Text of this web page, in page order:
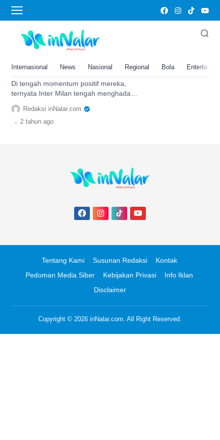
Internasional News Nasional Regional Bola
Inter Milan vs Como
Jelang Laga Inter Milan vs Como
Liga Italia, Pelatih Inzaghi
Tampil
Di tengah momentum positif mereka,
ternyata Inter Milan tengah menghadapi
maslah pada pemain lini pertahanan
mereka
Redaksi inNalar.com
. 2 tahun ago
Tentang Kami Susunan Redaksi
Kontak
Pedoman Media Siber
Kebijakan Privasi
Info Iklan
Disclaimer
Copyright © 2026 inNalar.com. All Right Reserved.